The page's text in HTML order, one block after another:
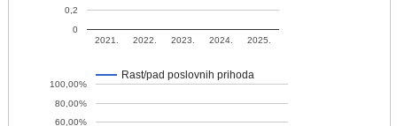
2021. 2022. 2023. 2024. 2025.
0
0,2
Rast/pad poslovnih prihoda
60,00%
80,00%
100,00%